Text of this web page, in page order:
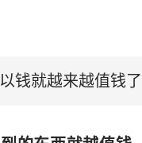
钱就越来越值钱了